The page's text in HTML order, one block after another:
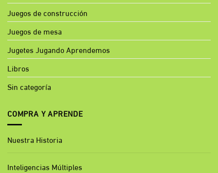
Juegos de construcción
Juegos de mesa
Jugetes Jugando Aprendemos
Libros
Sin categoría
COMPRA Y APRENDE
Nuestra Historia
Inteligencias Múltiples